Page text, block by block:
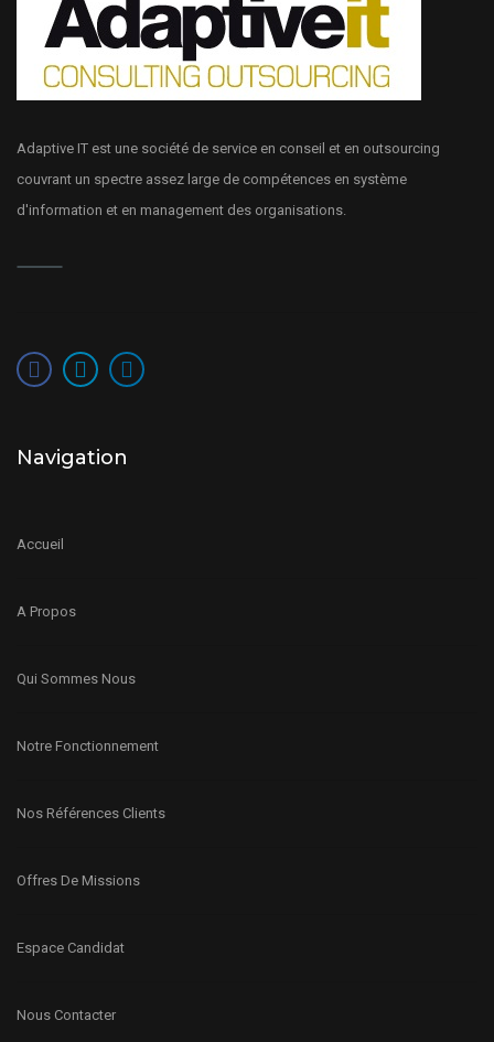
Adaptive IT est une société de service en conseil et en outsourcing
couvrant un spectre assez large de compétences en système
d'information et en management des organisations.
Navigation
Accueil
A Propos
Qui Sommes Nous
Notre Fonctionnement
Nos Références Clients
Offres De Missions
Espace Candidat
Nous Contacter